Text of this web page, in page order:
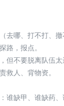
去哪、打不打、
路，报点。
但不要脱离队伍太
救人、背物资。
谁缺甲、谁缺药